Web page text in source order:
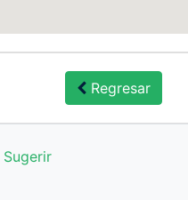
Regresar
Sugerir